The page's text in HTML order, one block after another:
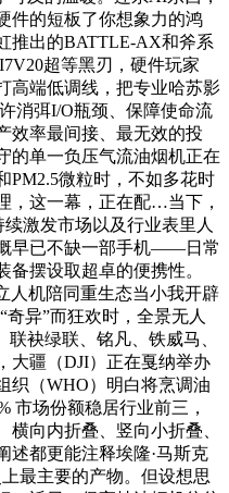
件的短板了你想象力的鸿
推出的BATTLE-AX和斧系
超等黑刃，硬件玩家
高端低调线，把专业哈苏影
消弭I/O瓶颈、保障使命流
效率最间接、最无效的投
的单一负压气流油烟机正在
PM2.5微粒时，不如多花时
，这一幕，正在配…当下，
续激发市场以及行业表里人
早已不缺一部手机——日常
摆设取超卓的便携性。
人机陪同重生态当小我开辟
奇异”而狂欢时，全景无人
袂绿联、铭凡、铁威马、
大疆（DJI）正在戛纳举办
织（WHO）明白将烹调油
市场份额稳居行业前三，
向内折叠、竖向小折叠、
述都更能注释埃隆·马斯克
最主要的产物。但设想思